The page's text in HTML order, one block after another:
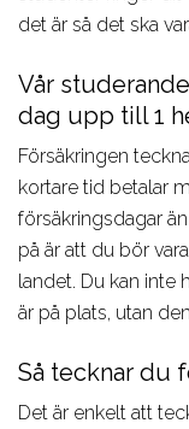
det är så det ska
Vår
dag upp till 1
Försäkringen
kortare tid betalar
försäkringsdagar
på är att du bör
landet. Du kan inte
är på plats, utan
Så tecknar du
Det är enkelt att